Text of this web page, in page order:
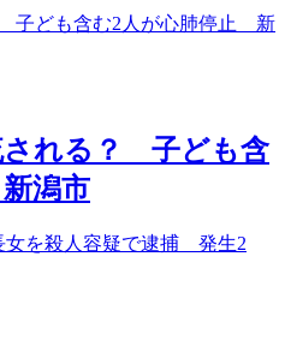
子ども含む2人が心肺停止 新
される？ 子ども含
潟市
女を殺人容疑で逮捕 発生2